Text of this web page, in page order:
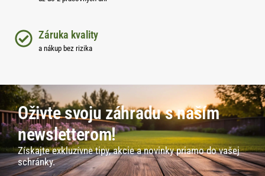
Záruka kvality
a nákup bez rizika
Oživte svoju záhradu s naším
newsletterom!
Získajte exkluzívne tipy, akcie a novinky priamo do vašej
schránky.